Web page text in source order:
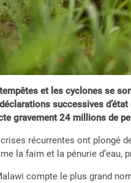
et les cyclones se
successives
gravement 24 millions de
récurrentes ont plongé
la faim et la pénurie d’eau,
compte le plus grand